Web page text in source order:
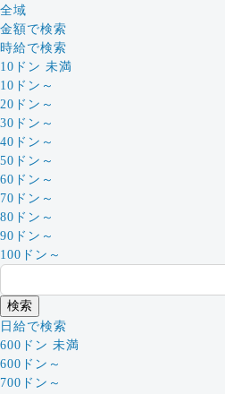
全域
金額で検索
時給で検索
10ドン 未満
10ドン～
20ドン～
30ドン～
40ドン～
50ドン～
60ドン～
70ドン～
80ドン～
90ドン～
100ドン～
日給で検索
600ドン 未満
600ドン～
700ドン～